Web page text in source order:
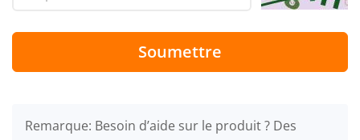
Soumettre
Remarque: Besoin d’aide sur le produit ? Des